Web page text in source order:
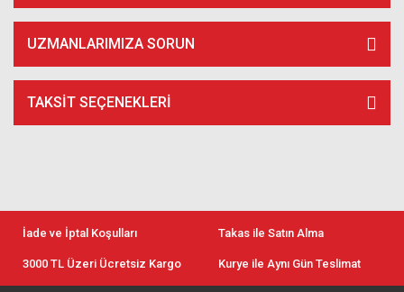
UZMANLARIMIZA SORUN
TAKSIT SEÇENEKLERI
İade ve İptal Koşulları Takas ile Satın Alma
3000 TL Üzeri Ücretsiz Kargo Kurye ile Aynı Gün Teslimat